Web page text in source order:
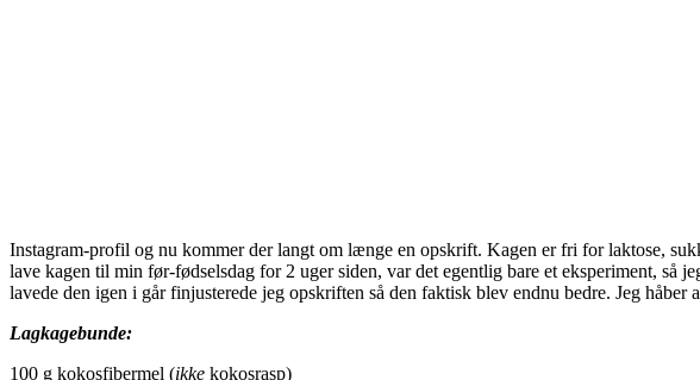
Instagram-profil og nu kommer der langt om længe en opskrift. Kagen er fri for laktose,
lave kagen til min før-fødselsdag for 2 uger siden, var det egentlig bare et eksperiment, så
lavede den igen i går finjusterede jeg opskriften så den faktisk blev endnu bedre. Jeg
Lagkagebunde:
100 g kokosfibermel (ikke kokosrasp)